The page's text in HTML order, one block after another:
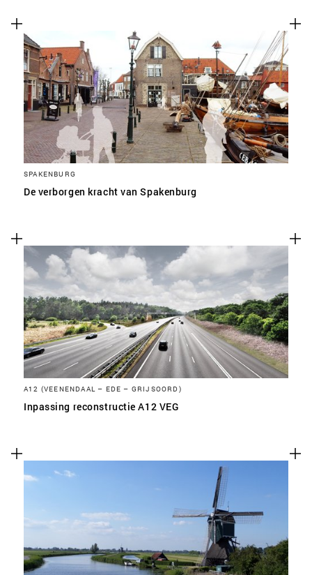
SPAKENBURG
De verborgen kracht van Spakenburg
A12 (VEENENDAAL – EDE – GRIJSOORD)
Inpassing reconstructie A12 VEG